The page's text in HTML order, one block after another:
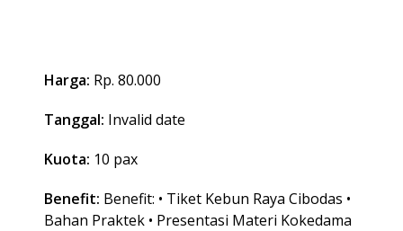
Harga: Rp. 80.000
Tanggal: Invalid date
Kuota: 10 pax
Benefit: Benefit: • Tiket Kebun Raya Cibodas •
Bahan Praktek • Presentasi Materi Kokedama